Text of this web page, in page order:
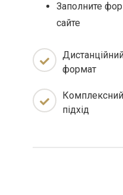
Заполните
сайте
формат
Комплексний
підхід